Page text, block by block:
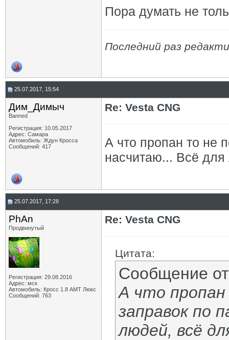
Пора думать не
Последний раз
25.07.2017, 15:54
Дим_Димыч
Banned
Регистрация: 10.05.2017
Адрес: Самара
Автомобиль: Ждун Кросса
Сообщений: 417
Re: Vesta CNG
А что пропан то не
насчитаю... Всё
25.07.2017, 17:28
PhAn
Продвинутый
Регистрация: 29.08.2016
Адрес: мск
Автомобиль: Кросс 1.8 АМТ Люкс
Сообщений: 763
Re: Vesta CNG
Цитата:
Сообщение
А что
заправок по
людей, всё